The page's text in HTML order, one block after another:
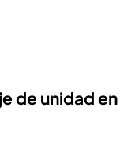
de unidad en